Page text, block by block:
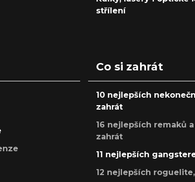
střílení
Co si zahrát
10 nejlepších
zahrát
16 nejlepších remaků
zahrát
11 nejlepších
12 nejlepších